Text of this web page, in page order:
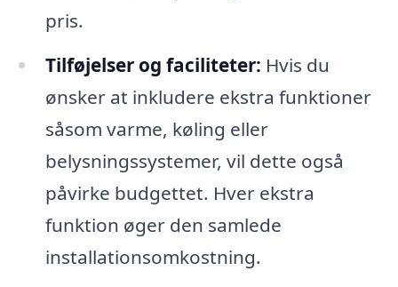
pris.
Tilføjelser og faciliteter: Hvis du
ønsker at inkludere ekstra funktioner
såsom varme, køling eller
belysningssystemer, vil dette også
påvirke budgettet. Hver ekstra
funktion øger den samlede
installationsomkostning.